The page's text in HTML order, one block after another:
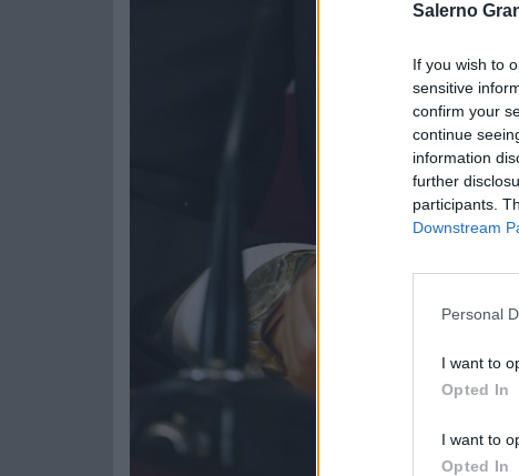
Salerno
If you wish to
sensitive
confirm your
continue
information
further
participants.
Downstream
Personal
I want to
Opted In
I want to
Opted In